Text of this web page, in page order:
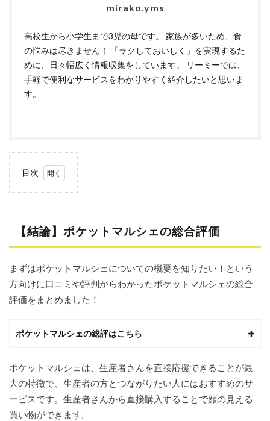
mirako.yms
高校生から小学生まで3児の母です。 家族が多いため、食
の悩みは尽きません！ 「ラクしておいしく」を実現するた
めに、日々幅広く情報収集をしています。 リーミーでは、
手軽で便利なサービスをわかりやすく紹介したいと思いま
す。
目次
ット
の総
合評
価
2
ット
マル
は？
ポケ
ット
【結論】ポケットマルシェの総合評価
まずはポケットマルシェについての概要を知りたい！という
方向けに口コミや評判からわかったポケットマルシェの総合
評価をまとめました！
ポケットマルシェの総評はこちら
ポケットマルシェは、生産者さんを直接応援できることが最
大の特徴で、生産者の方とつながりたい人にはおすすめのサ
ービスです。生産者さんから直接購入することで顔の見える
買い物ができます。